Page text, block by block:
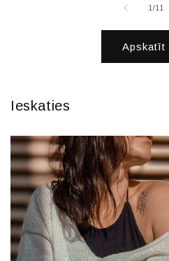
1/no
11
Apskatīt
Ieskaties